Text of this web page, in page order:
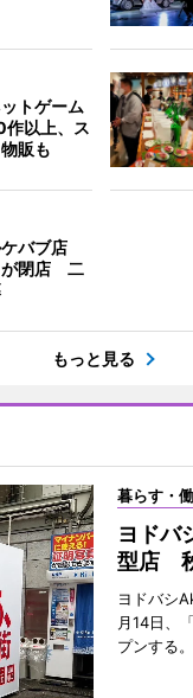
トゲーム
以上、ス
販も
バブ店
が閉店 二
もっと見る
暮らす・
ヨドバ
型店
ヨドバシ
月14日、
プンする。